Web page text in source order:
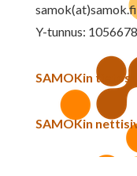
samok(at)samok.fi
Y-tunnus:
SAMOKin
SAMOKin